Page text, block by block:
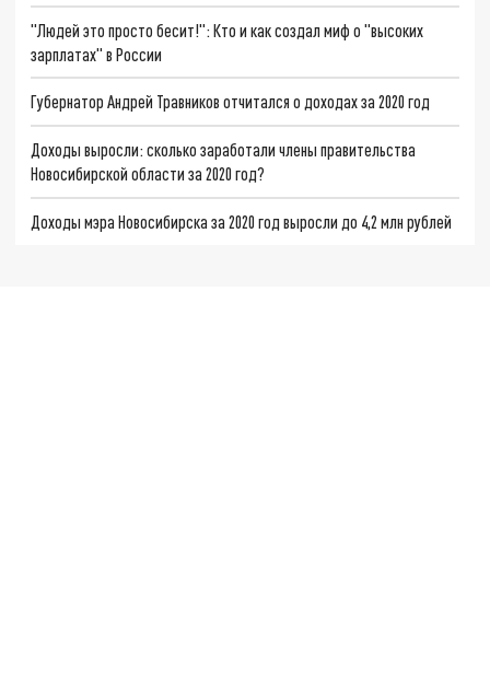
"Людей это просто бесит!": Кто и как создал миф о "высоких
зарплатах" в России
Губернатор Андрей Травников отчитался о доходах за 2020 год
Доходы выросли: сколько заработали члены правительства
Новосибирской области за 2020 год?
Доходы мэра Новосибирска за 2020 год выросли до 4,2 млн рублей